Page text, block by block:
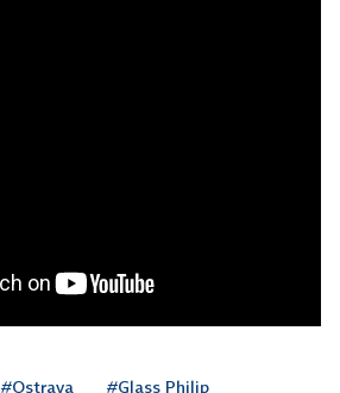
#Ostrava #Glass Philip